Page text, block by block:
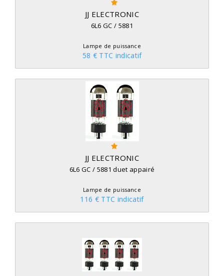
JJ ELECTRONIC
6L6 GC / 5881
Lampe de puissance
58 € TTC indicatif
JJ ELECTRONIC
6L6 GC / 5881 duet appairé
Lampe de puissance
116 € TTC indicatif